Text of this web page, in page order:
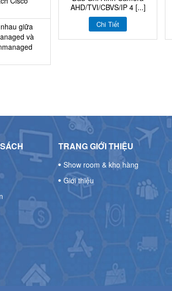
giữa
và
AHD/TVI/CBVS/IP 4 [...]
Chi Tiết
TRANG GIỚI THIỆU
Show room & kho hàng
Giới thiệu